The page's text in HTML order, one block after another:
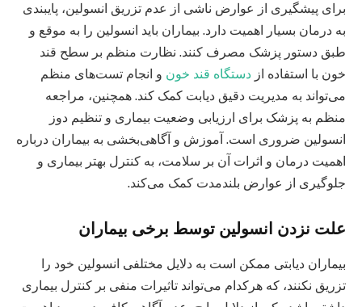
برای پیشگیری از عوارض ناشی از عدم تزریق انسولین، پایبندی
به درمان بسیار اهمیت دارد. بیماران باید انسولین را به موقع و
طبق دستور پزشک مصرف کنند. نظارت منظم بر سطح قند
خون با استفاده از دستگاه‌ قند خون و انجام تست‌های منظم
می‌تواند به مدیریت دقیق دیابت کمک کند. همچنین، مراجعه
منظم به پزشک برای ارزیابی وضعیت بیماری و تنظیم دوز
انسولین ضروری است. آموزش و آگاهی‌بخشی به بیماران درباره
اهمیت درمان و اثرات آن بر سلامت، به کنترل بهتر بیماری و
جلوگیری از عوارض بلندمدت کمک می‌کند.
علت نزدن انسولین توسط برخی بیماران
بیماران دیابتی ممکن است به دلایل مختلفی انسولین خود را
تزریق نکنند، که هرکدام می‌تواند تاثیرات منفی بر کنترل بیماری